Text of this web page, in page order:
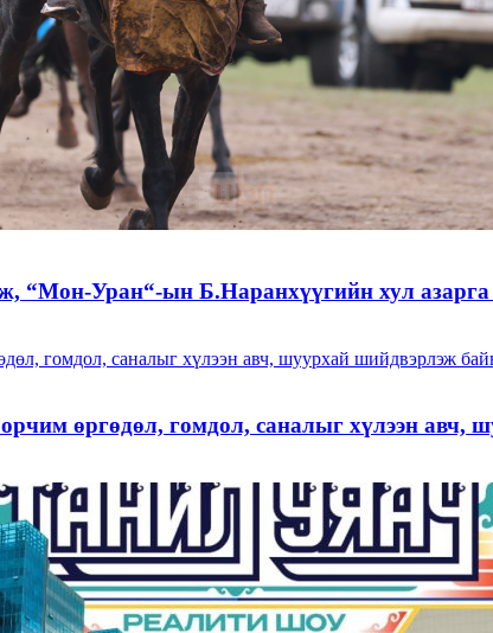
“Мон-Уран“-ын Б.Наранхүүгийн хул азарга
өргөдөл, гомдол, саналыг хүлээн